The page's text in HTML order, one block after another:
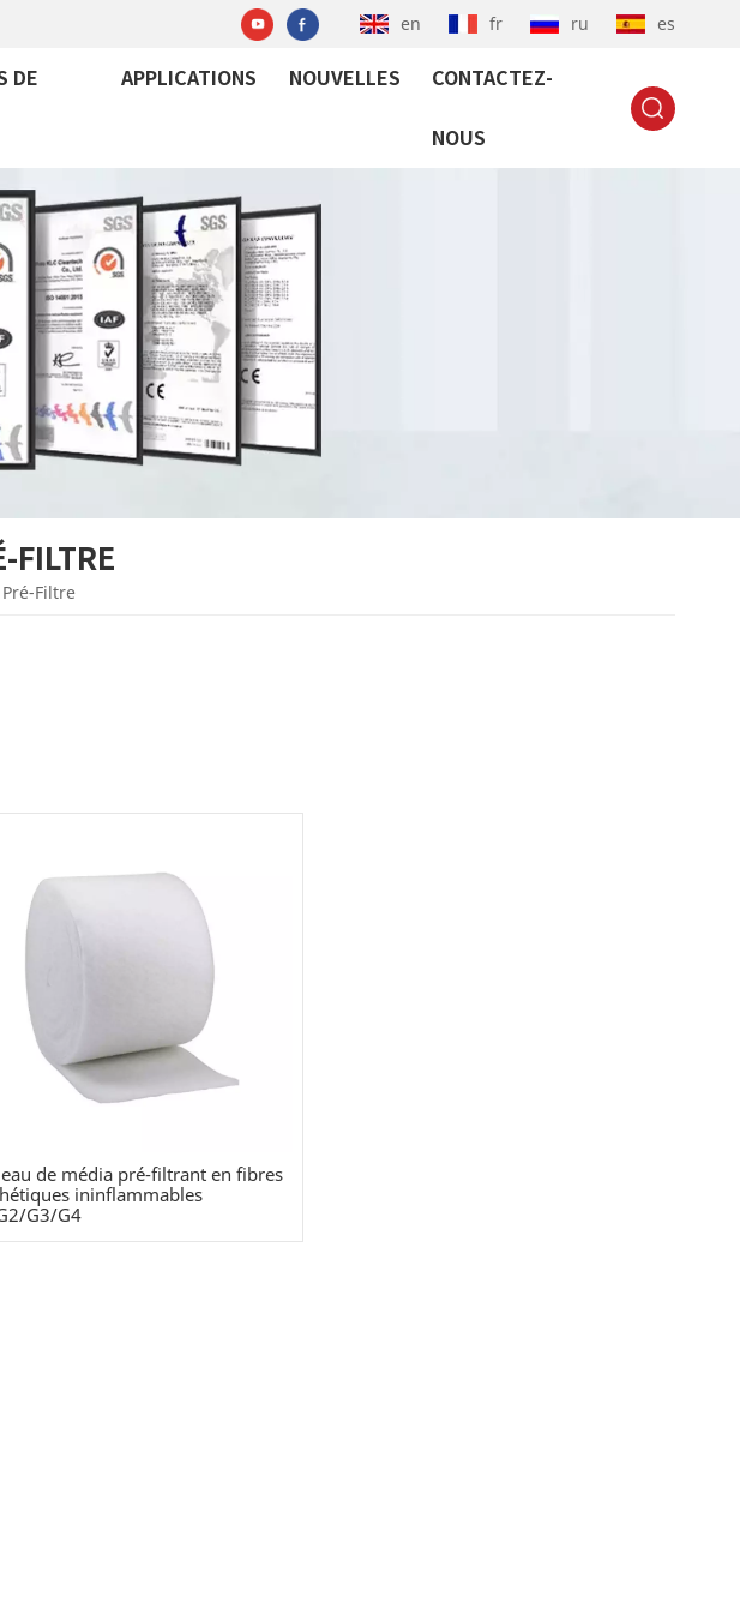
en fr ru es
DE APPLICATIONS NOUVELLES CONTACTEZ-
NOUS
FILTRE
Filtre
de média pré-filtrant en fibres
ininflammables
G3/G4